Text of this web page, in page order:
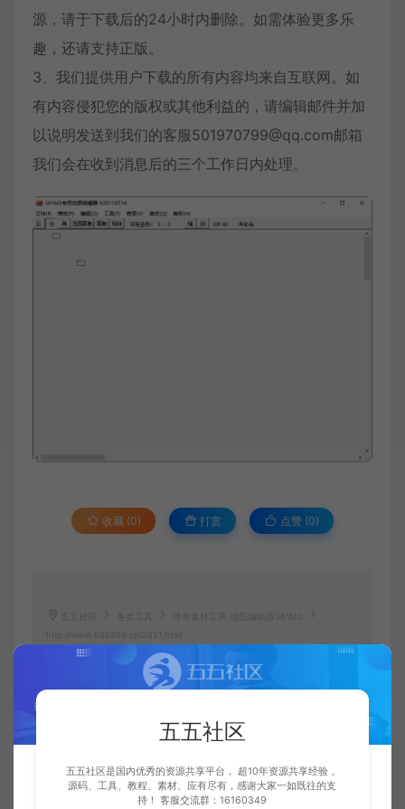
源，请于下载后的24小时内删除。如需体验更多乐
趣，还请支持正版。
3、我们提供用户下载的所有内容均来自互联网。如
有内容侵犯您的版权或其他利益的，请编辑邮件并加
以说明发送到我们的客服501970799@qq.com邮箱
我们会在收到消息后的三个工作日内处理。
收藏 (0) 打赏 点赞 (0)
五五社区 各类工具
传奇素材工具 地图编辑器361M2
http://www.668899.cn/2851.html
五五社区
五五社区是国内优秀的资源共享平台， 超10年资源共享经验，
源码、工具、教程、素材、应有尽有，感谢大家一如既往的支
持！ 客服交流群：16160349